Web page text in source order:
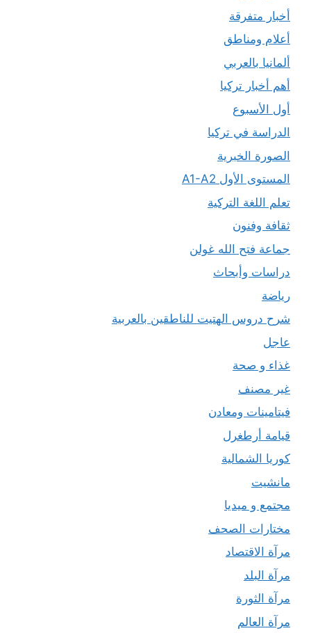
أخبار متفرقة
أعلام ومناطق
ألمانيا بالعربي
أهم أخبار تركيا
أول الأسبوع
الدراسة في تركيا
الصورة الخبرية
المستوى الأول A1-A2
تعلم اللغة التركية
ثقافة وفنون
جماعة فتح الله غولن
دراسات وأبحاث
رياضة
شرح دروس الهتيت للناطقين بالعربية
عاجل
غذاء و صحة
غير مصنف
فيتامينات ومعادن
قيامة أرطغرل
كوريا الشمالية
مانشيت
مجتمع و ميديا
مختارات الصحف
مرآة الاقتصاد
مرآة البلد
مرآة الثورة
مرآة العالم